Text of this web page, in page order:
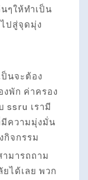
ๆให้ทำเป็น
ปสู่จุดมุ่ง
นจะต้อง
งพัก ค่าครอง
ssru เรามี
ความมุ่งมั่น
กิจกรรม
มารถถาม
ได้เลย พวก